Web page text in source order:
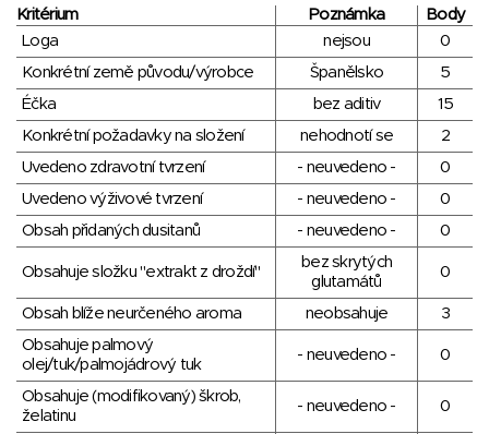
Kritérium Poznámka
Body
Loga
nejsou
0
Konkrétní země původu/výrobce
Španělsko
5
Éčka
bez aditiv
15
Konkrétní požadavky na složení
nehodnotí se
2
Uvedeno zdravotní tvrzení
- neuvedeno -
0
Uvedeno výživové tvrzení
- neuvedeno -
0
Obsah přidaných dusitanů
- neuvedeno - 0
Obsahuje složku "extrakt z droždí"
bez skrytých
glutamátů
0
Obsah blíže neurčeného aroma neobsahuje
3
Obsahuje palmový
olej/tuk/palmojádrový tuk
- neuvedeno - 0
Obsahuje (modifikovaný) škrob,
želatinu
- neuvedeno - 0